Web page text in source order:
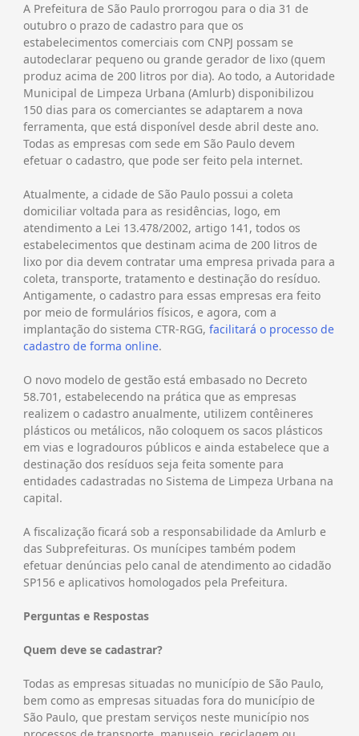
A Prefeitura de São Paulo prorrogou para o dia 31 de
outubro o prazo de cadastro para que os
estabelecimentos comerciais com CNPJ possam se
autodeclarar pequeno ou grande gerador de lixo (quem
produz acima de 200 litros por dia). Ao todo, a Autoridade
Municipal de Limpeza Urbana (Amlurb) disponibilizou
150 dias para os comerciantes se adaptarem a nova
ferramenta, que está disponível desde abril deste ano.
Todas as empresas com sede em São Paulo devem
efetuar o cadastro, que pode ser feito pela internet.
Atualmente, a cidade de São Paulo possui a coleta
domiciliar voltada para as residências, logo, em
atendimento a Lei 13.478/2002, artigo 141, todos os
estabelecimentos que destinam acima de 200 litros de
lixo por dia devem contratar uma empresa privada para a
coleta, transporte, tratamento e destinação do resíduo.
Antigamente, o cadastro para essas empresas era feito
por meio de formulários físicos, e agora, com a
implantação do sistema CTR-RGG, facilitará o processo de
cadastro de forma online.
O novo modelo de gestão está embasado no Decreto
58.701, estabelecendo na prática que as empresas
realizem o cadastro anualmente, utilizem contêineres
plásticos ou metálicos, não coloquem os sacos plásticos
em vias e logradouros públicos e ainda estabelece que a
destinação dos resíduos seja feita somente para
entidades cadastradas no Sistema de Limpeza Urbana na
capital.
A fiscalização ficará sob a responsabilidade da Amlurb e
das Subprefeituras. Os munícipes também podem
efetuar denúncias pelo canal de atendimento ao cidadão
SP156 e aplicativos homologados pela Prefeitura.
Perguntas e Respostas
Quem deve se cadastrar?
Todas as empresas situadas no município de São Paulo,
bem como as empresas situadas fora do município de
São Paulo, que prestam serviços neste município nos